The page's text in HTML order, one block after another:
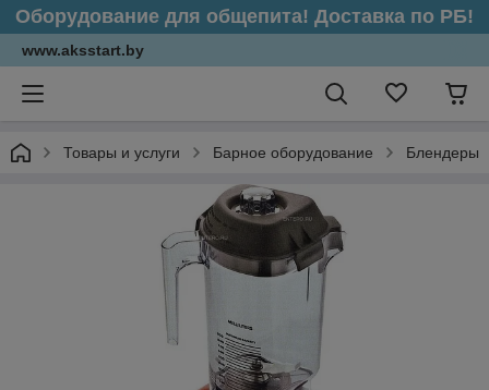
Оборудование для общепита! Доставка по РБ!
www.aksstart.by
Товары и услуги Барное оборудование Блендеры